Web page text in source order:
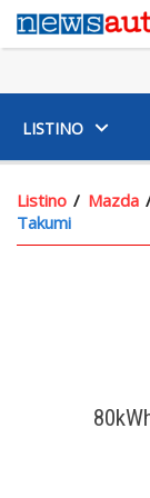
LISTINO
Listino Mazda
Takumi